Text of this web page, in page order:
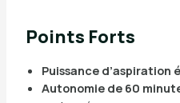
Points Forts
Puissance d’aspiration
Autonomie de 60